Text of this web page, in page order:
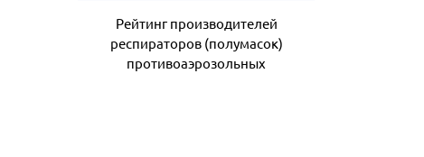
Рейтинг производителей
респираторов (полумасок)
противоаэрозольных